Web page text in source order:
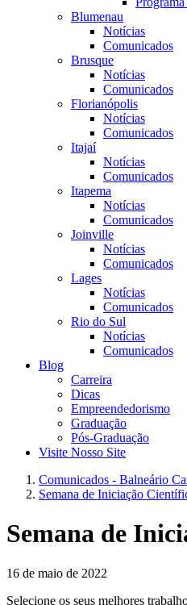
Blumenau
Notícias
Comunicados
Brusque
Notícias
Comunicados
Florianópolis
Notícias
Comunicados
Itajaí
Notícias
Comunicados
Itapema
Notícias
Comunicados
Joinville
Notícias
Comunicados
Lages
Notícias
Comunicados
Rio do Sul
Notícias
Comunicados
Blog
Carreira
Dicas
Empreendedorismo
Graduação
Pós-Graduação
Visite Nosso Site
Comunicados - Balneário
Semana de Iniciação
Semana de
16 de maio de 2022
Selecione os seus melhores